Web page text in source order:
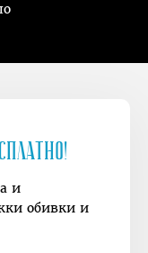
и
обивки и